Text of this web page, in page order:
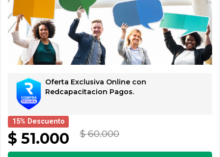
Oferta Exclusiva Online con
Redcapacitacion Pagos.
15% Descuento
$ 51.000 $ 60.000